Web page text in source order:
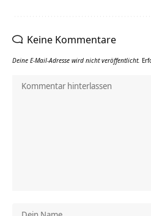
Keine Kommentare
Deine E-Mail-Adresse wird nicht veröffentlicht.